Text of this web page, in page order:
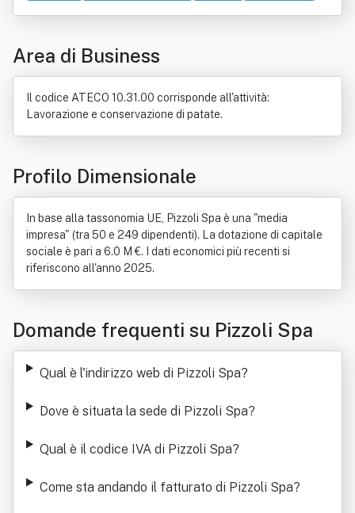
Allium cepa
Ceramica
Area di Business
Il codice ATECO 10.31.00 corrisponde all'attività:
Lavorazione e conservazione di patate.
Profilo Dimensionale
In base alla tassonomia UE, Pizzoli Spa è una "media
impresa" (tra 50 e 249 dipendenti). La dotazione di capitale
sociale è pari a 6.0 M €. I dati economici più recenti si
riferiscono all'anno 2025.
Domande frequenti su Pizzoli Spa
Qual è l'indirizzo web di Pizzoli Spa?
Dove è situata la sede di Pizzoli Spa?
Qual è il codice IVA di Pizzoli Spa?
Come sta andando il fatturato di Pizzoli Spa?